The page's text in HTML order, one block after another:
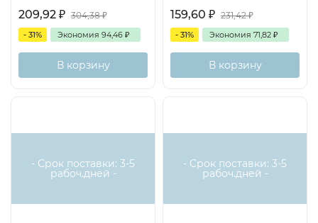
209,92 ₽ 304,38₽
- 31% Экономия 94,46 ₽
В корзину
159,60 ₽ 231,42₽
- 31% Экономия 71,82 ₽
В корзину
- Срок поставки: 3-5
рабоч.дней -
- Срок поставки: 3-5
рабоч.дней -